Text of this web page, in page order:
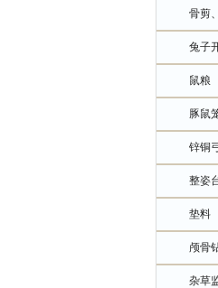
骨剪
兔子
鼠粮
豚鼠
锌铜
整姿
垫料
颅骨
杂草